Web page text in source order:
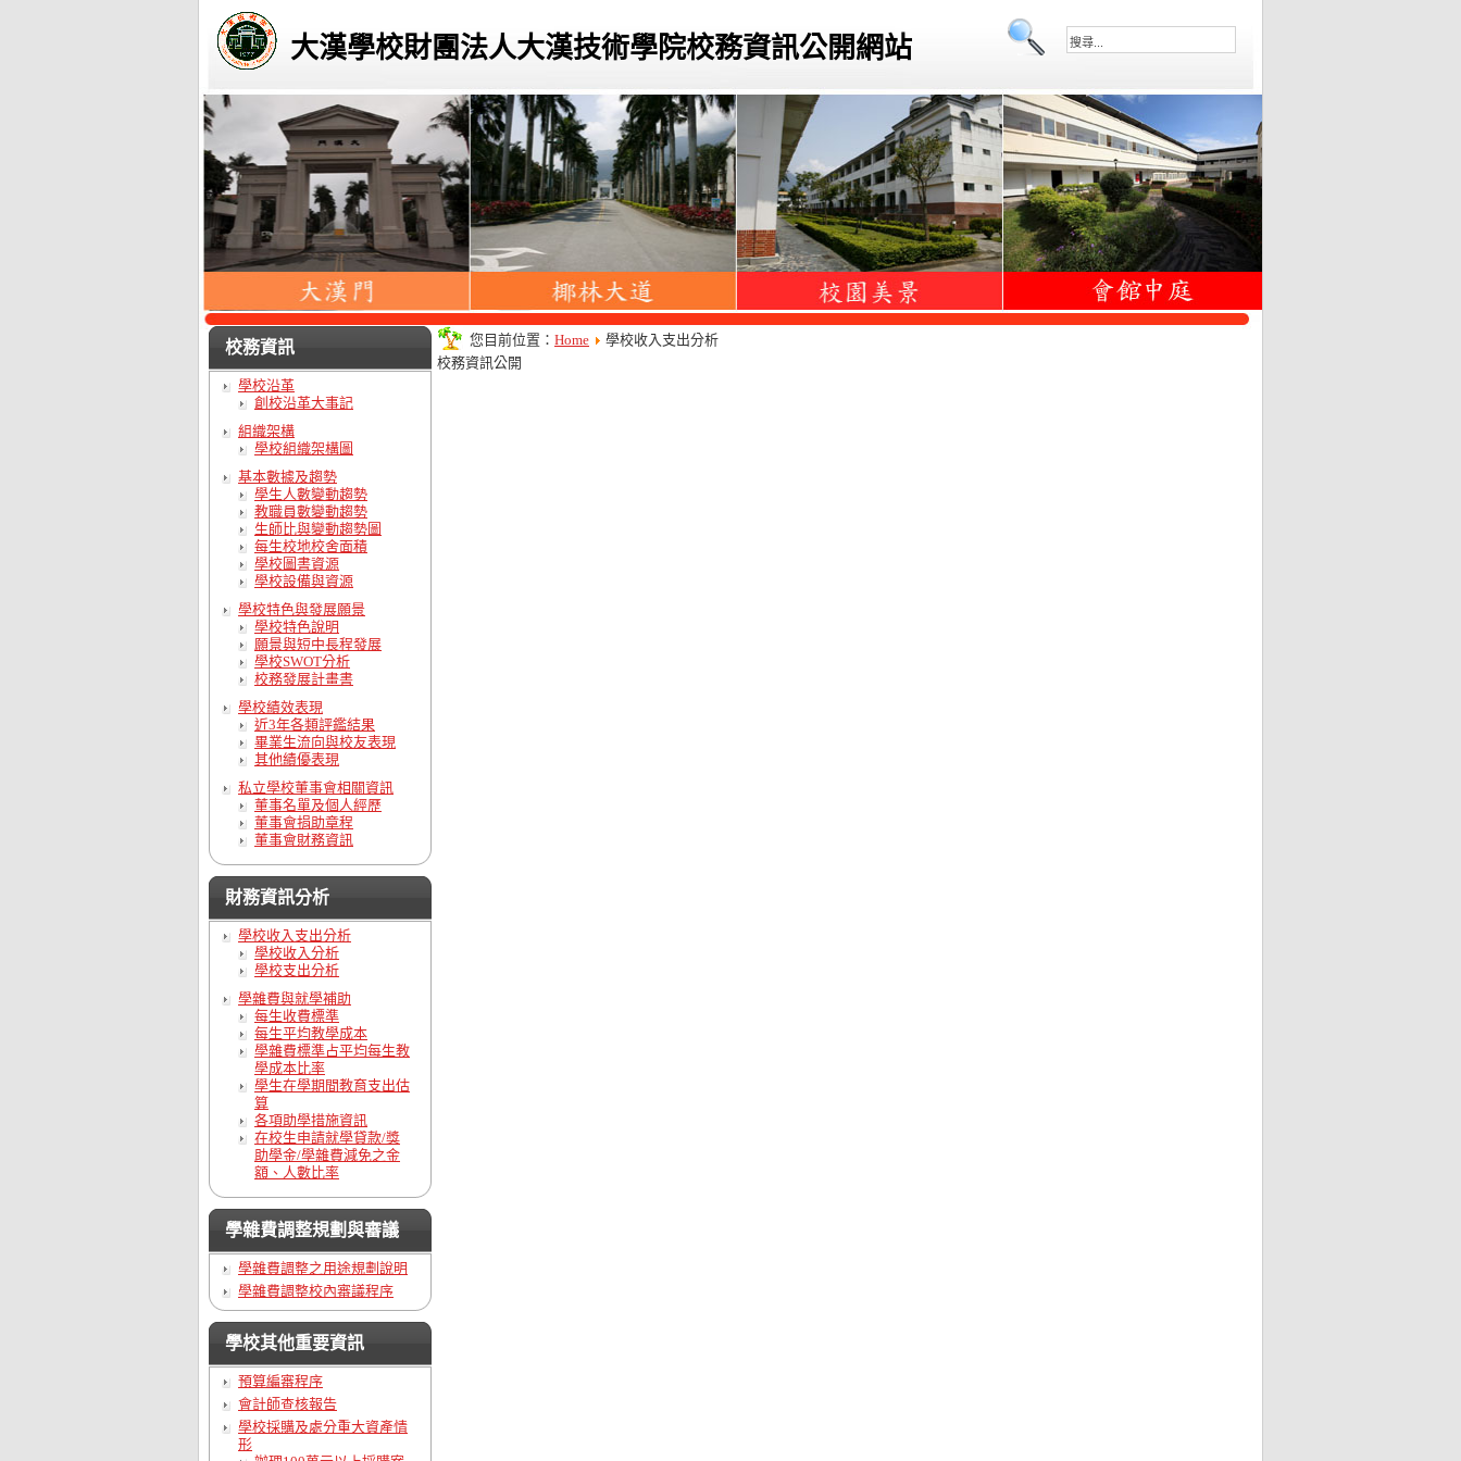
大漢學校財團法人大漢技術學院校務資訊公開網站
校務資訊
學校沿革
創校沿革大事記
組織架構
學校組織架構圖
基本數據及趨勢
學生人數變動趨勢
教職員數變動趨勢
生師比與變動趨勢圖
每生校地校舍面積
學校圖書資源
學校設備與資源
學校特色與發展願景
學校特色說明
願景與短中長程發展
學校SWOT分析
校務發展計畫書
學校績效表現
近3年各類評鑑結果
畢業生流向與校友表現
其他績優表現
私立學校董事會相關資訊
董事名單及個人經歷
董事會捐助章程
董事會財務資訊
財務資訊分析
學校收入支出分析
學校收入分析
學校支出分析
學雜費與就學補助
每生收費標準
每生平均教學成本
學雜費標準占平均每生教
學成本比率
學生在學期間教育支出估
算
各項助學措施資訊
在校生申請就學貸款/獎
助學金/學雜費減免之金
額、人數比率
學雜費調整規劃與審議
學雜費調整之用途規劃說明
學雜費調整校內審議程序
學校其他重要資訊
預算編審程序
會計師查核報告
學校採購及處分重大資產情
形
您目前位置： Home
學校收入支出分析
校務資訊公開